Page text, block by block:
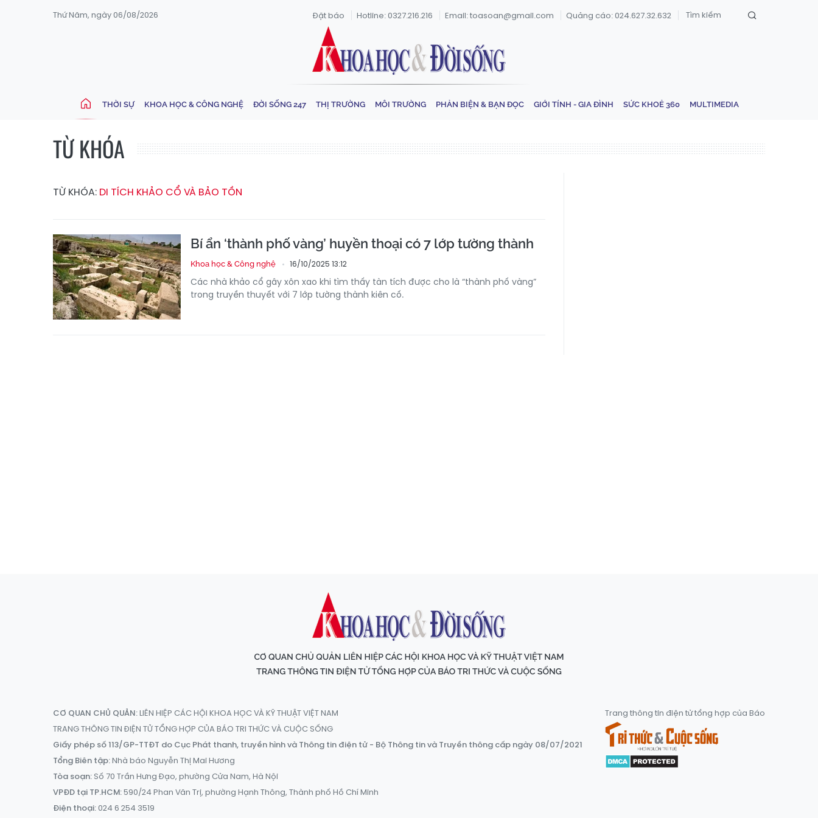
Thứ Năm, ngày 06/08/2026 Đặt báo Hotline: 0327.216.216 Email: toasoan@gmail.com Quảng cáo: 024.627.32.632
THỜI SỰ KHOA HỌC & CÔNG NGHỆ ĐỜI SỐNG 247 THỊ TRƯỜNG MÔI TRƯỜNG PHẢN BIỆN & BẠN ĐỌC GIỚI TÍNH - GIA ĐÌNH SỨC KHOẺ 360 MULTIMEDIA
TỪ KHÓA
TỪ KHÓA: DI TÍCH KHẢO CỔ VÀ BẢO TỒN
Bí ẩn ‘thành phố vàng’ huyền thoại có 7 lớp tường thành
Khoa học & Công nghệ 16/10/2025 13:12
Các nhà khảo cổ gây xôn xao khi tìm thấy tàn tích được cho là “thành phố vàng”
trong truyền thuyết với 7 lớp tường thành kiên cố.
CƠ QUAN CHỦ QUẢN:LIÊN HIỆP CÁC HỘI KHOA HỌC VÀ KỸ THUẬT VIỆT NAM
TRANG THÔNG TIN ĐIỆN TỬ TỔNG HỢP CỦA BÁO TRI THỨC VÀ CUỘC SỐNG
Giấy phép số 113/GP-TTĐT do Cục Phát thanh, truyền hình và Thông tin điện tử - Bộ Thông tin và Truyền thông cấp ngày 08/07/2021
Tổng Biên tập:Nhà báo Nguyễn Thị Mai Hương
Tòa soạn:Số 70 Trần Hưng Đạo, phường Cửa Nam, Hà Nội
VPĐD tại TP.HCM:590/24 Phan Văn Trị, phường Hạnh Thông, Thành phố Hồ Chí Minh
Điện thoại:024 6 254 3519
Trang thông tin điện tử tổng hợp của Báo